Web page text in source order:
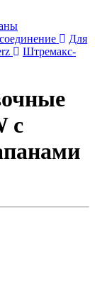
Для
Штремакс-
c